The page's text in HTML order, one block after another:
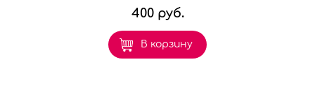
400 руб.
В корзину